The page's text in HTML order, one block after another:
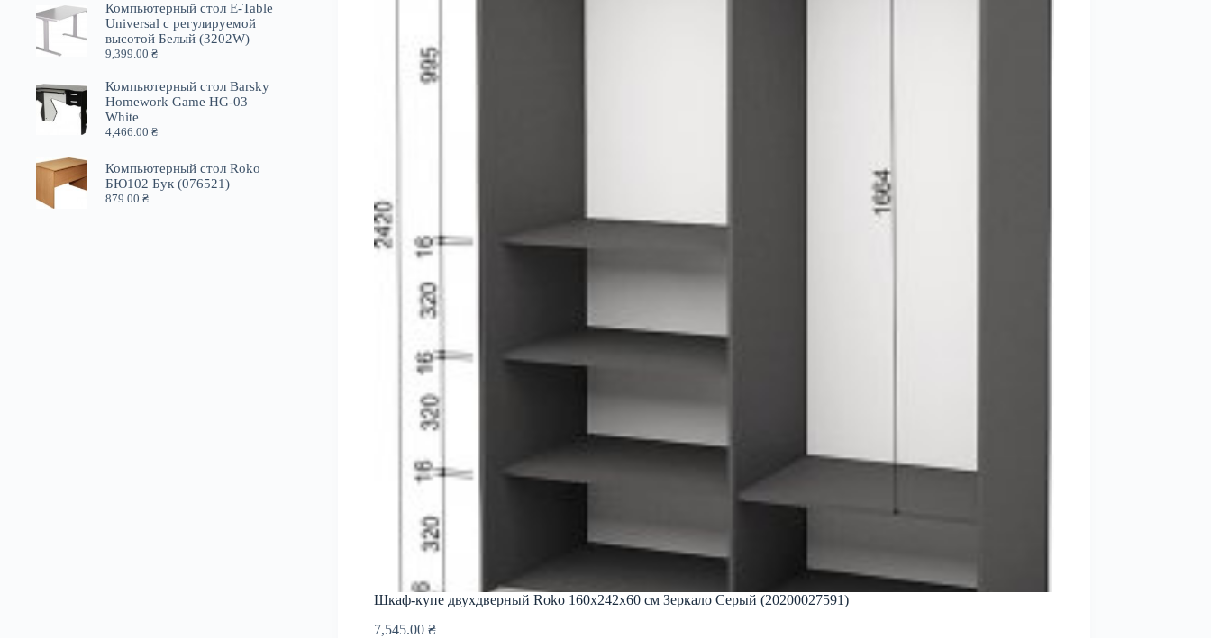
Шкаф-купе двухдверный Roko 160х242х60 см Зеркало Серый (20200027591)
7,545.00 ₴
Компьютерный стол E-Table
Universal с регулируемой
высотой Белый (3202W)
9,399.00₴
Компьютерный стол Barsky
Homework Game HG-03
White
4,466.00₴
Компьютерный стол Roko
БЮ102 Бук (076521)
879.00₴